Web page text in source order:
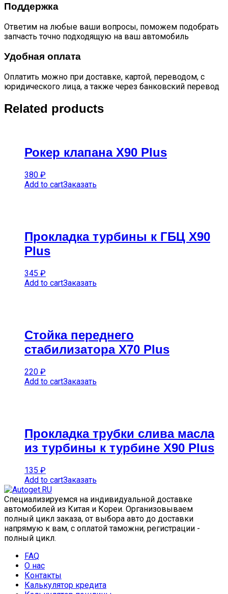
Поддержка
Ответим на любые ваши вопросы, поможем подобрать
запчасть точно подходящую на ваш автомобиль
Удобная оплата
Оплатить можно при доставке, картой, переводом, с
юридического лица, а также через банковский перевод
Related products
Рокер клапана X90 Plus
380 ₽
Add to cartЗаказать
Прокладка турбины к ГБЦ X90
Plus
345 ₽
Add to cartЗаказать
Стойка переднего
стабилизатора X70 Plus
220 ₽
Add to cartЗаказать
Прокладка трубки слива масла
из турбины к турбине X90 Plus
135 ₽
Add to cartЗаказать
Специализируемся на индивидуальной доставке
автомобилей из Китая и Кореи. Организовываем
полный цикл заказа, от выбора авто до доставки
напрямую к вам, с оплатой таможни, регистрации -
полный цикл.
FAQ
О нас
Контакты
Калькулятор кредита